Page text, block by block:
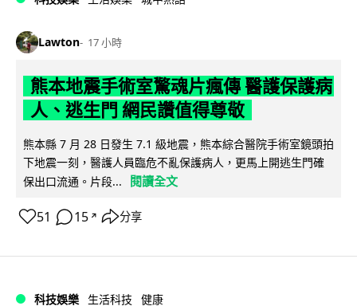
Lawton 17 小時
熊本地震手術室驚魂片瘋傳 醫護保護病
人、逃生門 網民讚值得尊敬
熊本縣 7 月 28 日發生 7.1 級地震，熊本綜合醫院手術室鏡頭拍
下地震一刻，醫護人員臨危不亂保護病人，更馬上開逃生門確
保出口流通。片段...
閱讀全文
51 15 ↗ 分享
科技娛樂 生活科技 健康